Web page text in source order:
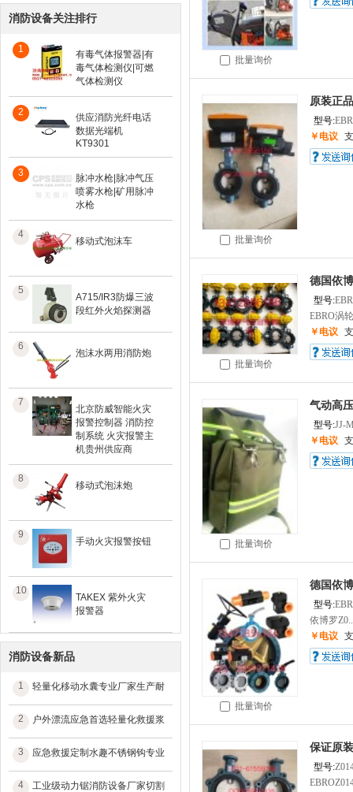
消防设备关注排行
1
有毒气体报警器|有
毒气体检测仪|可燃
气体检测仪
2
供应消防光纤电话
数据光端机
KT9301
3
脉冲水枪|脉冲气压
喷雾水枪|矿用脉冲
水枪
4
移动式泡沫车
5
A715/IR3防爆三波
段红外火焰探测器
6
泡沫水两用消防炮
7
北京防威智能火灾
报警控制器 消防控
制系统 火灾报警主
机贵州供应商
8
移动式泡沫炮
9
手动火灾报警按钮
10
TAKEX 紫外火灾
报警器
消防设备新品
1 轻量化移动水囊专业厂家生产耐
2 户外漂流应急首选轻量化救援浆
3 应急救援定制水趣不锈钢钩专业
4 工业级动力锯消防设备厂家切割
批量询价
批量询价
原装正
型号:
￥电议
批量询价
德国依
型号:
EBRO涡
￥电议
批量询价
气动高
型号:JJ-
￥电议
批量询价
德国依
型号:
依博罗
￥电议
保证原
型号: